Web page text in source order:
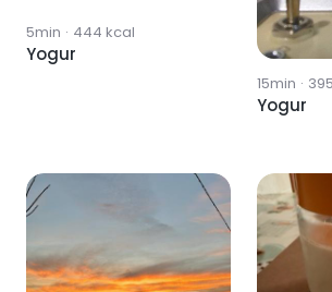
5min · 444 kcal
Yogur
15min · 395
Yogur